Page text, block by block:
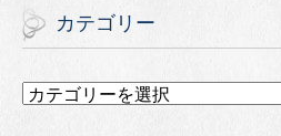
カテゴリー
カ